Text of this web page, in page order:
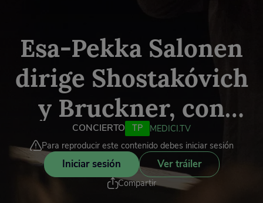
Esa-Pekka Salonen
dirige Shostakóvich
y Bruckner, con
Gautier Capuçon
CONCIERTO TP
MEDICI.TV
Para reproducir este contenido debes iniciar sesión
Iniciar sesión Ver tráiler
Compartir